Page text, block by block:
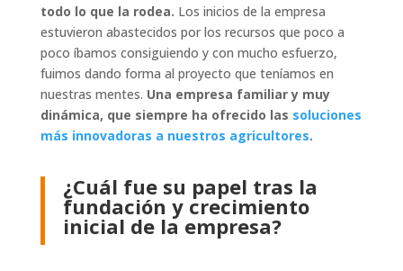
todo lo que la rodea. Los inicios de la empresa
estuvieron abastecidos por los recursos que poco a
poco íbamos consiguiendo y con mucho esfuerzo,
fuimos dando forma al proyecto que teníamos en
nuestras mentes. Una empresa familiar y muy
dinámica, que siempre ha ofrecido las soluciones
más innovadoras a nuestros agricultores.
¿Cuál fue su papel tras la
fundación y crecimiento
inicial de la empresa?